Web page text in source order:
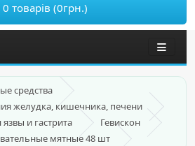
0 товарів (0грн.)
средства
желудка, кишечника, печени
и гастрита
Гевискон
мятные 48 шт